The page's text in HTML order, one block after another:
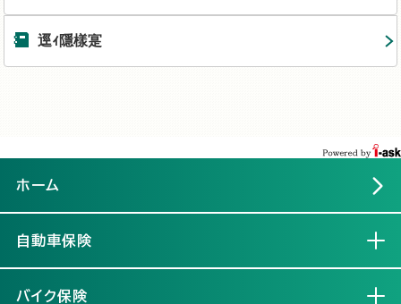
逕ｨ隱樣寔
ホーム
自動車保険
バイク保険